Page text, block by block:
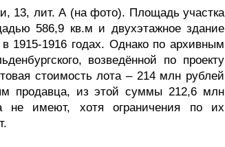
13, лит. А (на фото). Площадь участка
586,9 кв.м и двухэтажное здание
1915-1916 годах. Однако по архивным
возведённой по проекту
стоимость лота – 214 млн рублей
продавца, из этой суммы 212,6 млн
не имеют, хотя ограничения по их